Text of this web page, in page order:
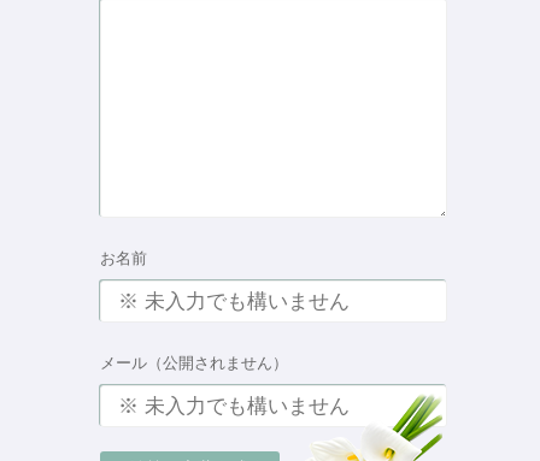
お名前
メール（公開されません）